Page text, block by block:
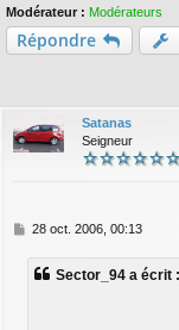
de
Modérateur : Modérateurs
Répondre
Satanas
Seigneur
M
s
28 oct. 2006, 00:13
Sector_94 a écrit :